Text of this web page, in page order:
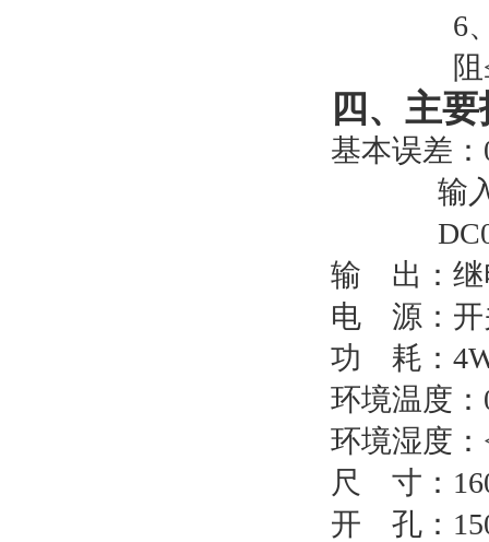
6
阻
四、 主要
基本误差：
输
输
出：
电
源：
功
耗：
环境温度：
环境湿度：
尺
寸：
开
孔：